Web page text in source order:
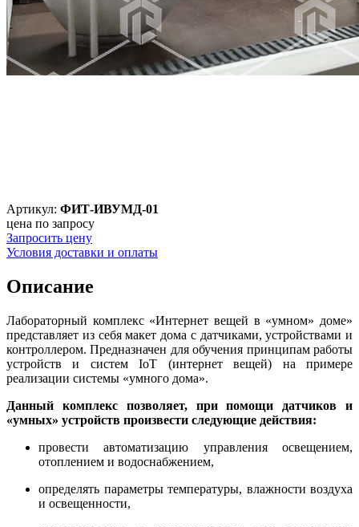
Артикул: ФИТ-ИВУМД-01
цена по запросу
Запросить цену
Условия доставки и оплаты
Описание
Лабораторный комплекс «Интернет вещей в «умном» доме»
представляет из себя макет дома с датчиками, устройствами и
контроллером. Предназначен для обучения принципам работы
устройств и систем IoT (интернет вещей) на примере
реализации системы «умного дома».
Данный комплекс позволяет, при помощи датчиков и
«умных» устройств произвести следующие действия:
провести автоматизацию управления освещением,
отоплением и водоснабжением,
определять параметры температуры, влажности воздуха
и освещенности,